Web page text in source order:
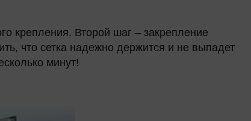
крепления. Второй шаг – закрепление
что сетка надежно держится и не выпадет
минут!